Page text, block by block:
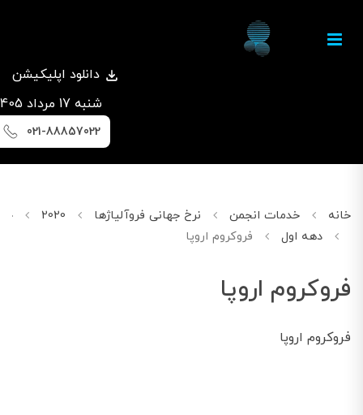
دانلود اپلیکیشن
شنبه 17 مرداد 1405
021-88857022
خانه خدمات انجمن نرخ جهانی فروآلیاژها 2020
جون
دهه اول
فروکروم اروپا
فروکروم اروپا
فروکروم اروپا